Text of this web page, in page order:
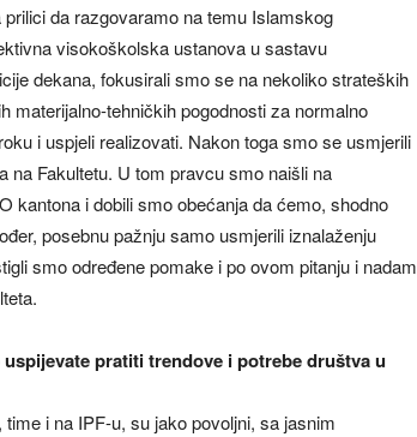
da razgovaramo na temu Islamskog
visokoškolska ustanova u sastavu
dekana, fokusirali smo se na nekoliko strateških
materijalno-tehničkih pogodnosti za normalno
i uspjeli realizovati. Nakon toga smo se usmjerili
na Fakultetu. U tom pravcu smo naišli na
kantona i dobili smo obećanja da ćemo, shodno
posebnu pažnju samo usmjerili iznalaženju
smo određene pomake i po ovom pitanju i nadam
pratiti trendove i potrebe društva u
i na IPF-u, su jako povoljni, sa jasnim